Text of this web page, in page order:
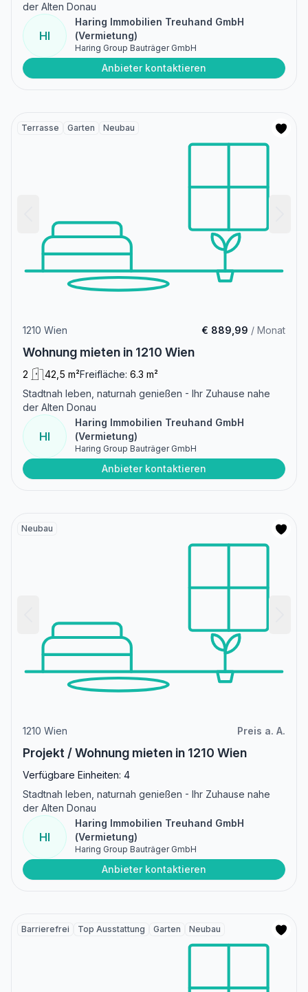
der Alten Donau
HI
Haring Immobilien Treuhand GmbH
(Vermietung)
Haring Group Bauträger GmbH
Anbieter kontaktieren
Terrasse Garten Neubau
1210 Wien € 889,99 / Monat
Wohnung mieten in 1210 Wien
2 42,5 m²Freifläche: 6.3 m²
Stadtnah leben, naturnah genießen - Ihr Zuhause nahe
der Alten Donau
HI
Haring Immobilien Treuhand GmbH
(Vermietung)
Haring Group Bauträger GmbH
Anbieter kontaktieren
Neubau
1210 Wien Preis a. A.
Projekt / Wohnung mieten in 1210 Wien
Verfügbare Einheiten: 4
Stadtnah leben, naturnah genießen - Ihr Zuhause nahe
der Alten Donau
HI
Haring Immobilien Treuhand GmbH
(Vermietung)
Haring Group Bauträger GmbH
Anbieter kontaktieren
Barrierefrei Top Ausstattung Garten Neubau